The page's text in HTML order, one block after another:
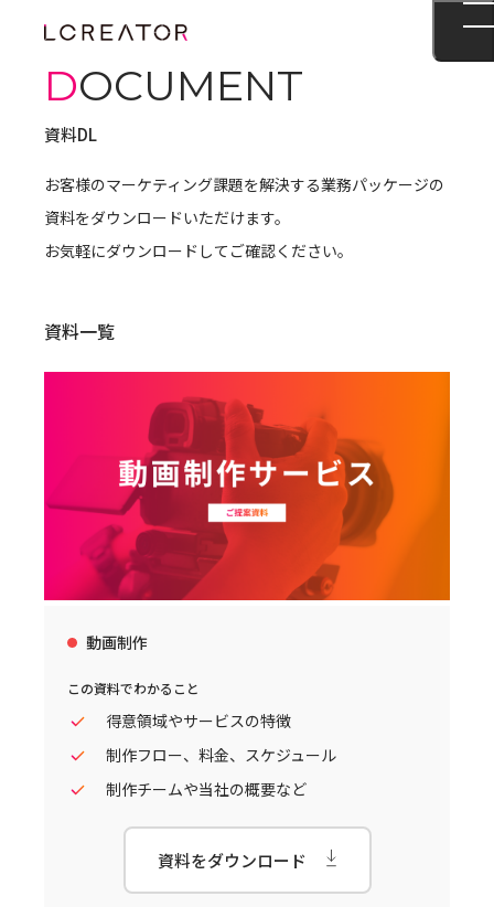
DOCUMENT
資料DL
お客様のマーケティング課題を解決する業務パッケージの
資料をダウンロードいただけます。
お気軽にダウンロードしてご確認ください。
資料一覧
動画制作
この資料でわかること
得意領域やサービスの特徴
制作フロー、料金、スケジュール
制作チームや当社の概要など
資料をダウンロード